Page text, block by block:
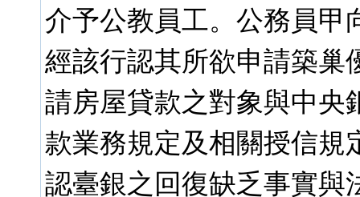
介予公教員工。公務員甲
經該行認其所欲申請築巢
請房屋貸款之對象與中央
款業務規定及相關授信規
認臺銀之回復缺乏事實與